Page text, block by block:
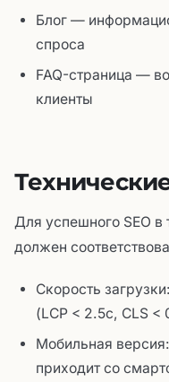
Блог —
спроса
FAQ-страница —
клиенты
Для успешного SEO в
должен
Скорость
(LCP < 2.5с, CLS <
Мобильная
приходит со